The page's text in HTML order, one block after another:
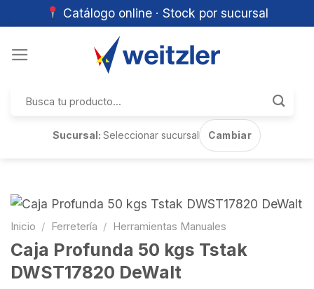
Catálogo online · Stock por sucursal
por:
Sucursal:Seleccionar sucursal Cambiar
Inicio / Ferretería / Herramientas Manuales
Caja Profunda 50 kgs Tstak
DWST17820 DeWalt